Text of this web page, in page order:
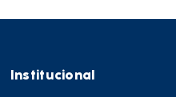
Institucional